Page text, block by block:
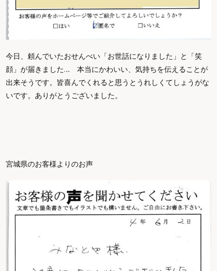
今日、頼んでいたおせんべい「お世話になりました」と「笑
顔」が届きました… 本当にかわいい、気持ちを伝えることが
出来そうです。皆喜んでくれると思うとうれしくてしょうがな
いです。ありがとうございました。
宮城県のお客様よりのお声